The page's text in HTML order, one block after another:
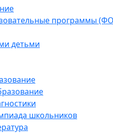
программы
детьми
школьников